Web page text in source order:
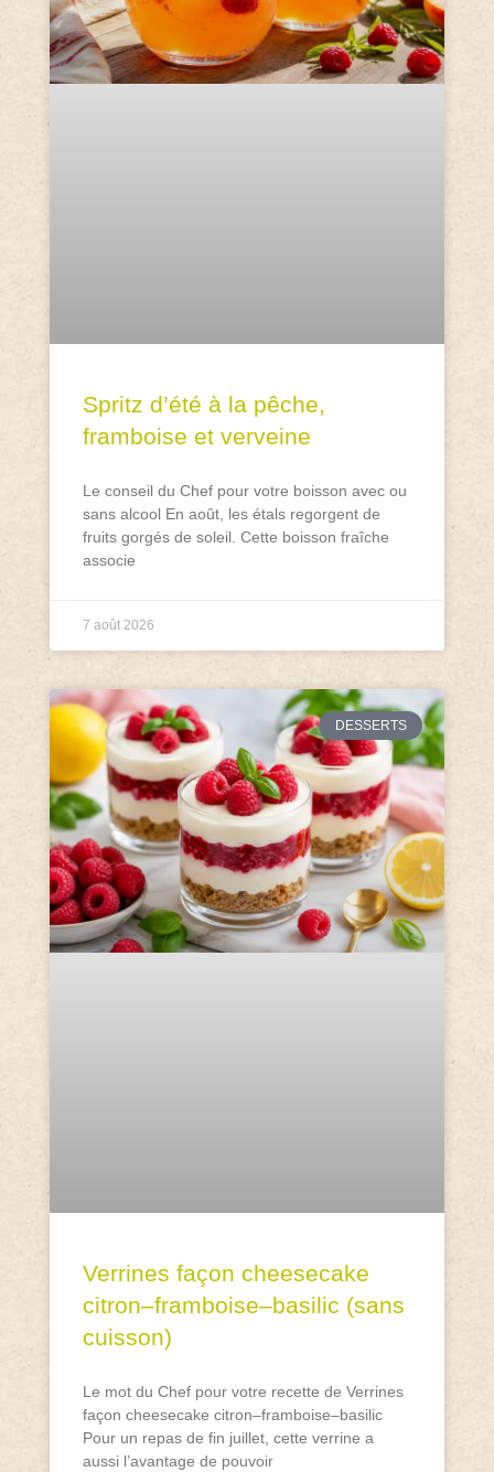
Spritz d’été à la pêche,
framboise et verveine
Le conseil du Chef pour votre boisson avec ou
sans alcool En août, les étals regorgent de
fruits gorgés de soleil. Cette boisson fraîche
associe
7 août 2026
DESSERTS
Verrines façon cheesecake
citron–framboise–basilic (sans
cuisson)
Le mot du Chef pour votre recette de Verrines
façon cheesecake citron–framboise–basilic
Pour un repas de fin juillet, cette verrine a
aussi l’avantage de pouvoir